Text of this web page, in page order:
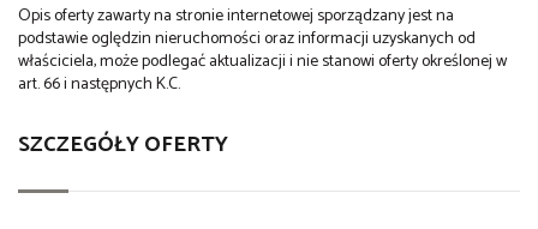
Opis oferty zawarty na stronie internetowej sporządzany jest na
podstawie oględzin nieruchomości oraz informacji uzyskanych od
właściciela, może podlegać aktualizacji i nie stanowi oferty określonej w
art. 66 i następnych K.C.
SZCZEGÓŁY OFERTY